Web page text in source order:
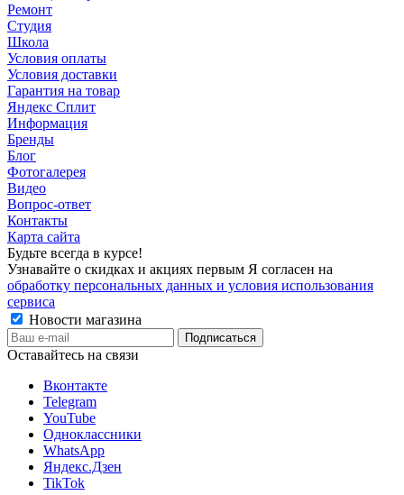
Ремонт
Студия
Школа
Условия оплаты
Условия доставки
Гарантия на товар
Яндекс Сплит
Информация
Бренды
Блог
Фотогалерея
Видео
Вопрос-ответ
Контакты
Карта сайта
Будьте всегда в курсе!
Узнавайте о скидках и акциях первым Я согласен на
обработку персональных данных и условия использования
сервиса
Новости магазина
Оставайтесь на связи
Вконтакте
Telegram
YouTube
Одноклассники
WhatsApp
Яндекс.Дзен
TikTok